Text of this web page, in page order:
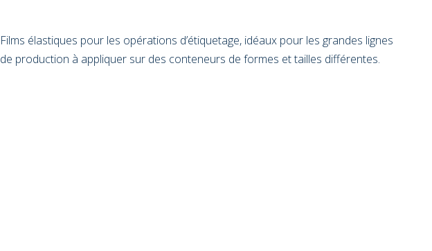
Films élastiques pour les opérations d’étiquetage, idéaux pour les grandes lignes
de production à appliquer sur des conteneurs de formes et tailles différentes.